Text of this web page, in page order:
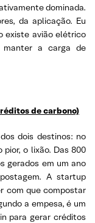
dominada.
da aplicação. Eu
existe avião elétrico
manter a carga de
de carbono)
dois destinos: no
o lixão. Das 800
gerados em um ano
A startup
com que compostar
a empesa, é um
para gerar créditos